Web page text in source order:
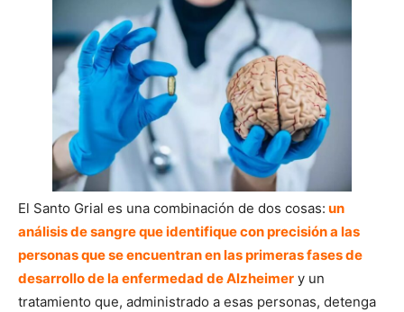
El Santo Grial es una combinación de dos cosas: un
análisis de sangre que identifique con precisión a las
personas que se encuentran en las primeras fases de
desarrollo de la enfermedad de Alzheimer y un
tratamiento que, administrado a esas personas, detenga